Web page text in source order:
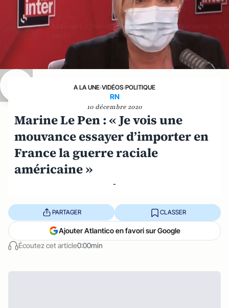
A LA UNE›VIDÉOS›POLITIQUE
RN
10 décembre 2020
Marine Le Pen : « Je vois une
mouvance essayer d’importer en
France la guerre raciale
américaine »
-
Écoutez cet article0:00min
PARTAGER CLASSER
Ajouter Atlantico en favori sur Google